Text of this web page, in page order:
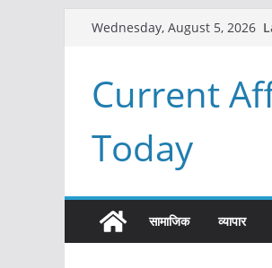
Wednesday, August 5, 2026
Current
Today
सामाजिक व्यापार